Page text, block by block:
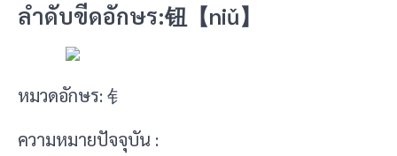
ลำดับขีดอักษร:钮【niǔ】
หมวดอักษร: 钅
ความหมายปัจจุบัน :